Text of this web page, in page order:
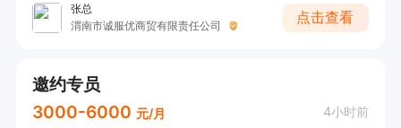
张总
渭南市诚服优商贸有限责任公司
点击查看
邀约专员
3000-6000 元/月 4小时前